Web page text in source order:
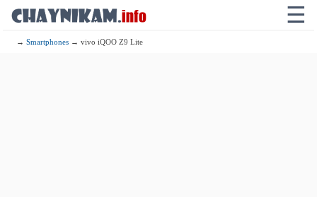
☰
→Smartphones → vivo iQOO Z9 Lite